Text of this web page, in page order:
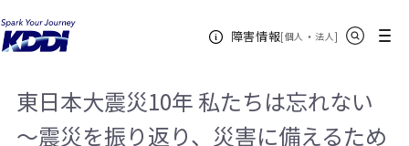
障害情報[個人 ・ 法人新規ウィンドウ
]
メニュー
KDDIホーム
たちは忘れない～震災を振り返り、災害に備えるための特設サイト～
東日本大震災10年 私たちは忘れない
～震災を振り返り、災害に備えるため